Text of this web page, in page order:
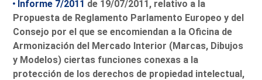
Informe 7/2011 de 19/07/2011, relativo a la
Propuesta de Reglamento Parlamento Europeo y del
Consejo por el que se encomiendan a la Oficina de
Armonización del Mercado Interior (Marcas, Dibujos
y Modelos) ciertas funciones conexas a la
protección de los derechos de propiedad intelectual,